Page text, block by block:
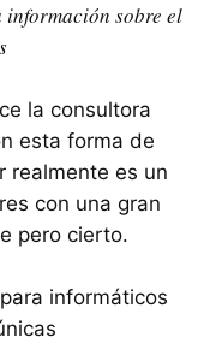
sobre el
la consultora
esta forma de
realmente es un
con una gran
pero cierto.
para informáticos